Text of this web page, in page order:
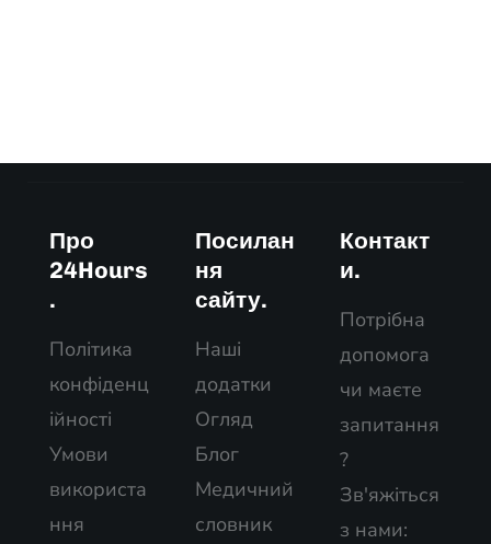
Про
24Hours
.
Політика
конфіденц
ійності
Умови
використа
ння
Посилан
ня
сайту.
Наші
додатки
Огляд
Блог
Медичний
словник
Контакт
и.
Потрібна
допомога
чи маєте
запитання
?
Зв'яжіться
з нами: